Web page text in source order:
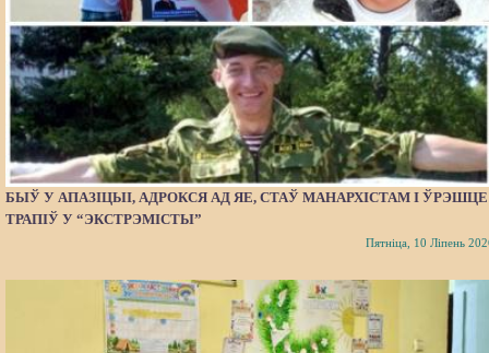
БЫЎ У АПАЗІЦЫІ, АДРОКСЯ АД ЯЕ, СТАЎ МАНАРХІСТАМ І ЎРЭШЦЕ
ТРАПІЎ У “ЭКСТРЭМІСТЫ”
Пятніца, 10 Ліпень